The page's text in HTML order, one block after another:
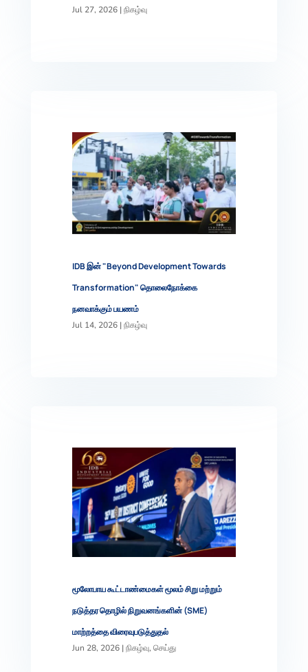
Jul 27, 2026|நிகழ்வு
IDB இன் "Beyond Development Towards
Transformation" தொலைநோக்கை
நனவாக்கும் பயணம்
Jul 14, 2026|நிகழ்வு
மூலோபாய கூட்டாண்மைகள் மூலம் சிறு மற்றும்
நடுத்தர தொழில் நிறுவனங்களின் (SME)
மாற்றத்தை விரைவுபடுத்துதல்
Jun 28, 2026|நிகழ்வு, செய்து